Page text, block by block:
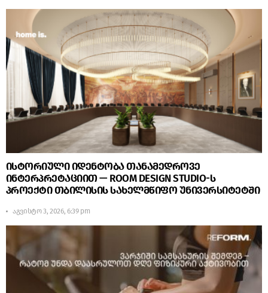
ისტორიული იდენტობა თანამედროვე
ინტერპრეტაციით — ROOM DESIGN STUDIO-ს
პროექტი თბილისის სახელმწიფო უნივერსიტეტში
აგვისტო 3, 2026, 6:39 pm